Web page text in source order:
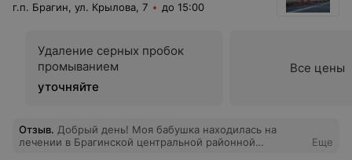
г.п. Брагин, ул. Крылова, 7 до 15:00
Удаление серных пробок
промыванием
уточняйте
Все цены
Отзыв. Добрый день! Моя бабушка находилась на
лечении в Брагинской центральной районной
Еще